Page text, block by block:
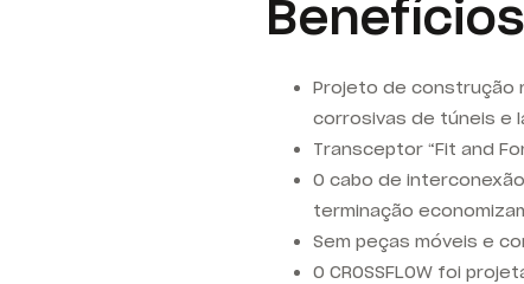
Benefícios
Projeto de construção
corrosivas de túneis e
Transceptor “Fit and
O cabo de
terminação
Sem peças móveis e
O CROSSFLOW foi